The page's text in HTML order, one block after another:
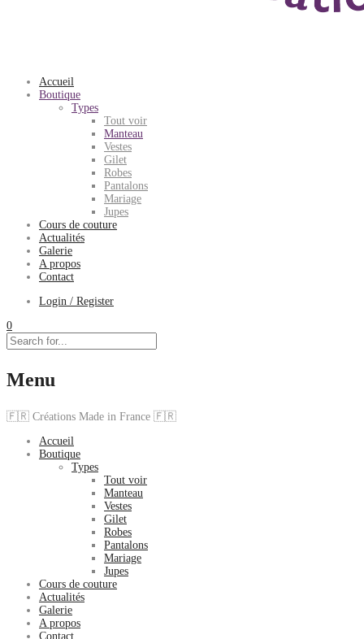
Accueil
Boutique
Types
Tout voir
Manteau
Vestes
Gilet
Robes
Pantalons
Mariage
Jupes
Cours de couture
Actualités
Galerie
A propos
Contact
Login / Register
0
Menu
🇫🇷 Créations Made in France 🇫🇷
Accueil
Boutique
Types
Tout voir
Manteau
Vestes
Gilet
Robes
Pantalons
Mariage
Jupes
Cours de couture
Actualités
Galerie
A propos
Contact